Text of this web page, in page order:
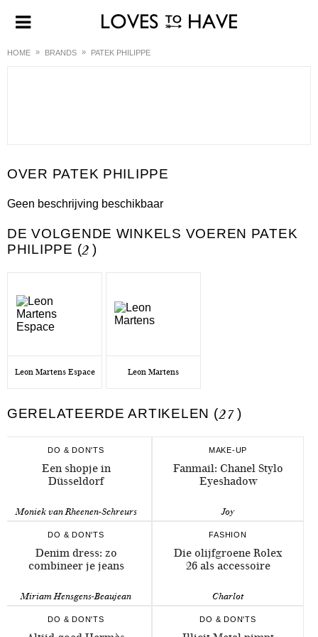
HOME BRANDS PATEK PHILIPPE
PATEK PHILIPPE
Geen beschrijving beschikbaar
DE VOLGENDE WINKELS VOEREN PATEK
PHILIPPE (2 )
Leon Martens Espace Leon Martens
GERELATEERDE ARTIKELEN (27 )
DO & DON'TS
Een shopje in
Düsseldorf
Moniek van Rheenen-Schreurs
MAKE-UP
Fanmail: Chanel Stylo
Eyeshadow
Joy
DO & DON'TS
Denim dress: zo
combineer je jeans
Miriam Hensgens-Beaujean
FASHION
Die olijfgroene Rolex
26 als accessoire
Charlot
DO & DON'TS DO & DON'TS